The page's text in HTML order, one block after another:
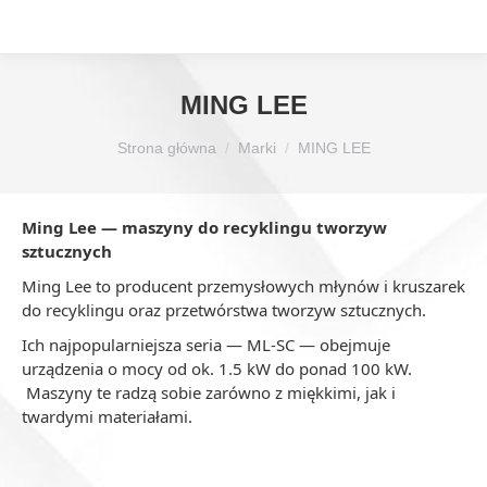
MING LEE
Strona główna Marki MING LEE
Ming Lee — maszyny do recyklingu tworzyw
sztucznych
Ming Lee to producent przemysłowych młynów i kruszarek
do recyklingu oraz przetwórstwa tworzyw sztucznych.
Ich najpopularniejsza seria — ML‑SC — obejmuje
urządzenia o mocy od ok. 1.5 kW do ponad 100 kW.
Maszyny te radzą sobie zarówno z miękkimi, jak i
twardymi materiałami.